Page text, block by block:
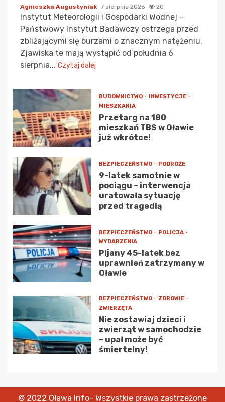
Agnieszka Augustyniak 7 sierpnia 2026 20
Instytut Meteorologii i Gospodarki Wodnej –
Państwowy Instytut Badawczy ostrzega przed
zbliżającymi się burzami o znacznym natężeniu.
Zjawiska te mają wystąpić od południa 6
sierpnia... Czytaj dalej
BUDOWNICTWO
INWESTYCJE
MIESZKANIA
Przetarg na 180
mieszkań TBS w Oławie
już wkrótce!
BEZPIECZEŃSTWO PODRÓŻE
9-latek samotnie w
pociągu – interwencja
uratowała sytuację
przed tragedią
BEZPIECZEŃSTWO
POLICJA
WYDARZENIA
Pijany 45-latek bez
uprawnień zatrzymany w
Oławie
BEZPIECZEŃSTWO
ZDROWIE
ZWIERZĘTA
Nie zostawiaj dzieci i
zwierząt w samochodzie
– upał może być
śmiertelny!
© 2022 Oława Info- Wszystkie prawa zastrzeżone